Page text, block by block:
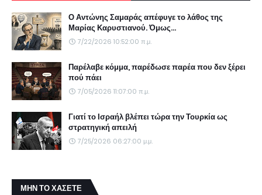
Ο Αντώνης Σαμαράς απέφυγε το λάθος της
Μαρίας Καρυστιανού. Όμως...
7/22/2026 10:52:00 π.μ.
Παρέλαβε κόμμα, παρέδωσε παρέα που δεν ξέρει
πού πάει
7/05/2026 11:07:00 π.μ.
Γιατί το Ισραήλ βλέπει τώρα την Τουρκία ως
στρατηγική απειλή
7/25/2026 06:27:00 μ.μ.
ΜΗΝ ΤΟ ΧΑΣΕΤΕ